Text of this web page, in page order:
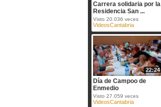
Carrera solidaria por la
Residencia San ...
Visto 20.036 veces
VideosCantabria
22:24
Día de Campoo de
Enmedio
Visto 27.059 veces
VideosCantabria